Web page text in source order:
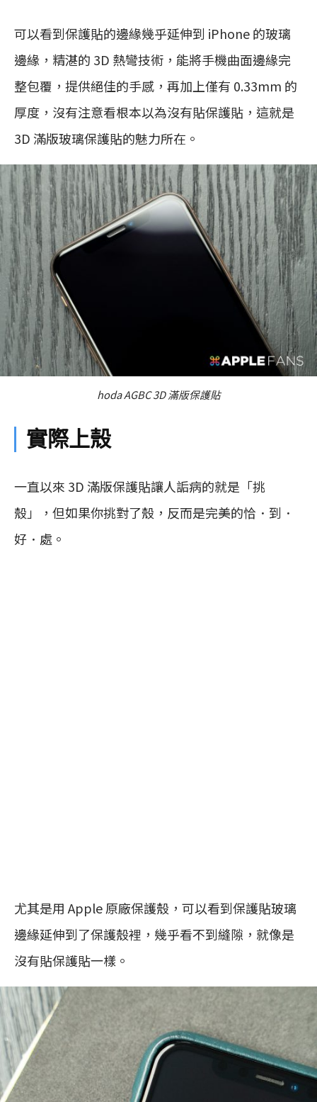
可以看到保護貼的邊緣幾乎延伸到 iPhone 的玻璃
邊緣，精湛的 3D 熱彎技術，能將手機曲面邊緣完
整包覆，提供絕佳的手感，再加上僅有 0.33mm 的
厚度，沒有注意看根本以為沒有貼保護貼，這就是
3D 滿版玻璃保護貼的魅力所在。
hoda AGBC 3D 滿版保護貼
實際上殼
一直以來 3D 滿版保護貼讓人詬病的就是「挑
殼」，但如果你挑對了殼，反而是完美的恰．到．
好．處。
尤其是用 Apple 原廠保護殼，可以看到保護貼玻璃
邊緣延伸到了保護殼裡，幾乎看不到縫隙，就像是
沒有貼保護貼一樣。